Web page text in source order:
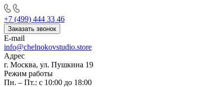
+7 (499) 444 33 46
Заказать звонок
E-mail
info@chelnokovstudio.store
Адрес
г. Москва, ул. Пушкина 19
Режим работы
Пн. – Пт.: с 10:00 до 18:00